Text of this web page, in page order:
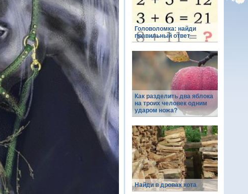
Головоломка: найди
правильный ответ
Как разделить два яблока
на троих человек одним
ударом ножа?
Найди в дровах кота